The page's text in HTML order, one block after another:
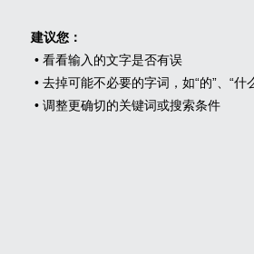
建议您：
• 看看输入的文字是否有误
• 去掉可能不必要的字词，如“的”、“什
• 调整更确切的关键词或搜索条件